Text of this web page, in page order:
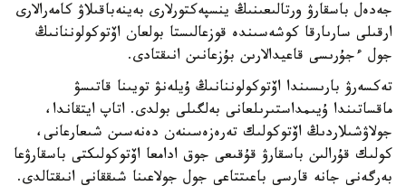
جەدەل باسقارۋ ورتالىعىنىڭ ينسپەكتورلارى بەينەباقىلاۋ كامەرالارى
ارقىلى سارىارقا كوشەسىندە قوزعالىستا بولعان اۆتوكولوننانىڭ
جول ءجۇرىسى قاعيدالارىن بۇزعانىن انىقتادى.
تەكسەرۋ بارىسىندا اۆتوكولوننانىڭ ۇيلەنۋ تويىنا قاتىسۋ
ماقساتىندا ۇيىمداستىرىلعانى بەلگىلى بولدى. اتاپ ايتقاندا،
جولاۋشىلاردىڭ اۆتوكولىك تەرەزەسىنەن دەنەسىن شىعارعانى،
كولىك قۇرالىن باسقارۋ قۇقىعى جوق ادامعا اۆتوكولىكتى باسقارۋعا
بەرگەنى جانە قارسى باعىتتاعى جول جولاعىنا شىققانى انىقتالدى.